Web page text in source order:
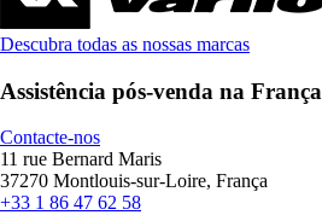
Descubra todas as nossas marcas
Assistência pós-venda na França
Contacte-nos
11 rue Bernard Maris
37270 Montlouis-sur-Loire, França
+33 1 86 47 62 58